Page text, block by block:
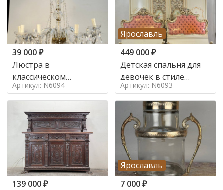
39 000₽
Люстра в
классическом
итальянском стиле на
10 ламп. в стиле
Артикул: N6094
Ярославль
449 000₽
Детская спальня для
девочек в стиле
итальянского барокко
в стиле
Артикул: N6093
139 000₽
Ярославль
7 000₽